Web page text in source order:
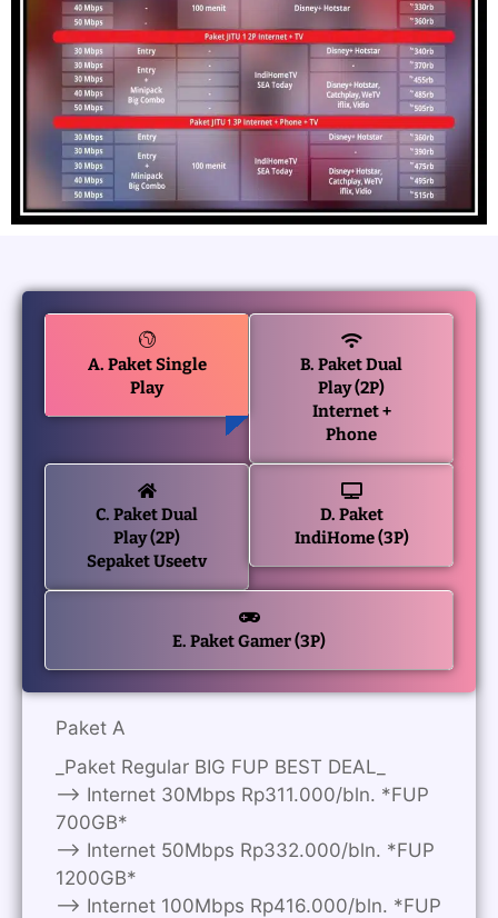
A. Paket Single
Play
B. Paket Dual
Play (2P)
Internet +
Phone
C. Paket Dual
Play (2P)
Sepaket Useetv
D. Paket
IndiHome (3P)
E. Paket Gamer (3P)
Paket A
_Paket Regular BIG FUP BEST DEAL_
—> Internet 30Mbps Rp311.000/bln. *FUP
700GB*
—> Internet 50Mbps Rp332.000/bln. *FUP
1200GB*
—> Internet 100Mbps Rp416.000/bln. *FUP